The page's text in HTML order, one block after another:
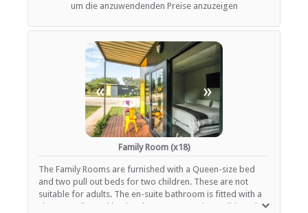
um die anzuwendenden Preise anzuzeigen
« »
Family Room (x18)
The Family Rooms are furnished with a Queen-size bed
and two pull out beds for two children. These are not
suitable for adults. The en-suite bathroom is fitted with a
shower, toilet and basin. The rooms are air conditioned